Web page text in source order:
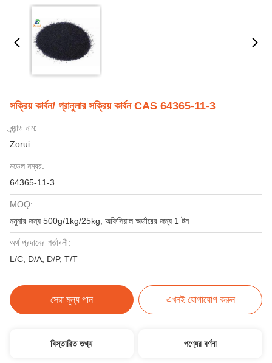
সক্রিয় কার্বন/ গ্রানুলার সক্রিয় কার্বন CAS 64365-11-3
ব্র্যান্ড নাম:
Zorui
মডেল নম্বর:
64365-11-3
MOQ:
নমুনার জন্য 500g/1kg/25kg, অফিসিয়াল অর্ডারের জন্য 1 টন
অর্থ প্রদানের শর্তাবলী:
L/C, D/A, D/P, T/T
সেরা মূল্য পান এখনই যোগাযোগ করুন
বিস্তারিত তথ্য পণ্যের বর্ণনা